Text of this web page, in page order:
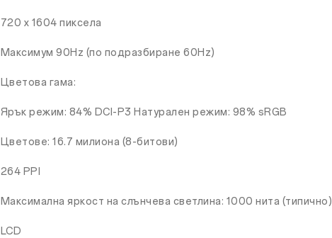
720 x 1604 пиксела
Максимум 90Hz (по подразбиране 60Hz)
Цветова гама:
Ярък режим: 84% DCI-P3 Натурален режим: 98% sRGB
Цветове: 16.7 милиона (8-битови)
264 PPI
Максимална яркост на слънчева светлина: 1000 нита (типично)
LCD